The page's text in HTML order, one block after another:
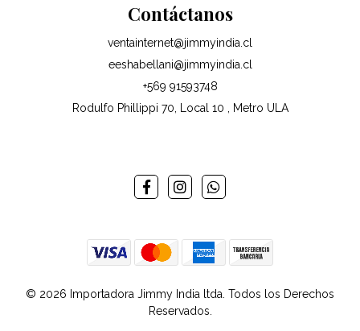
Contáctanos
ventainternet@jimmyindia.cl
eeshabellani@jimmyindia.cl
+569 91593748
Rodulfo Phillippi 70, Local 10 , Metro ULA
© 2026 Importadora Jimmy India ltda. Todos los Derechos
Reservados.